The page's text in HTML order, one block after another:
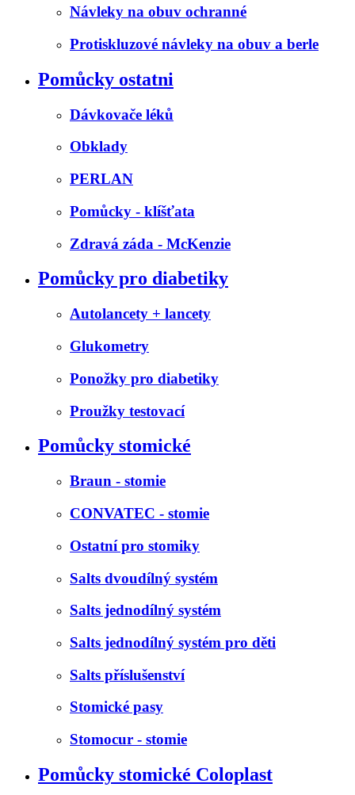
Návleky na obuv ochranné
Protiskluzové návleky na obuv a berle
Pomůcky ostatni
Dávkovače léků
Obklady
PERLAN
Pomůcky - klíšťata
Zdravá záda - McKenzie
Pomůcky pro diabetiky
Autolancety + lancety
Glukometry
Ponožky pro diabetiky
Proužky testovací
Pomůcky stomické
Braun - stomie
CONVATEC - stomie
Ostatní pro stomiky
Salts dvoudílný systém
Salts jednodílný systém
Salts jednodílný systém pro děti
Salts příslušenství
Stomické pasy
Stomocur - stomie
Pomůcky stomické Coloplast